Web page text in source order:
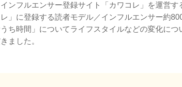
ンフルエンサー登録サイト「カワコレ」を運営
」に登録する読者モデル／インフルエンサー約
ち時間」についてライフスタイルなどの変化につ
ました。